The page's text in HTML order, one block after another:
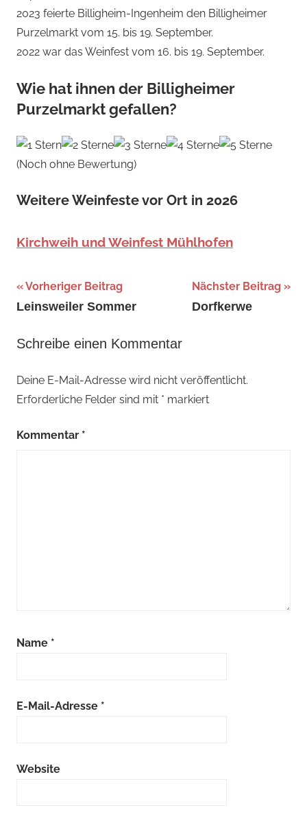
2023 feierte Billigheim-Ingenheim den Billigheimer
Purzelmarkt vom 15. bis 19. September.
2022 war das Weinfest vom 16. bis 19. September.
Wie hat ihnen der Billigheimer
Purzelmarkt gefallen?
(Noch ohne Bewertung)
Weitere Weinfeste vor Ort in 2026
Kirchweih und Weinfest Mühlhofen
Schlagwörter:
September,
Beitragsnavigation
Vorheriger Beitrag
Leinsweiler Sommer
Nächster Beitrag
Dorfkerwe
Schreibe einen Kommentar
Deine E-Mail-Adresse wird nicht veröffentlicht.
Erforderliche Felder sind mit * markiert
Kommentar *
Name *
E-Mail-Adresse *
Website